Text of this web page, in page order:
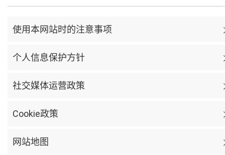
使用本网站时的注意事项
个人信息保护方针
社交媒体运营政策
Cookie政策
网站地图